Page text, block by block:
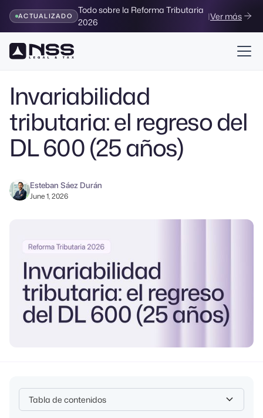
ACTUALIZADO
Todo sobre la Reforma Tributaria
2026
|Ver más
Volver al Blog
Invariabilidad
tributaria: el regreso del
DL 600 (25 años)
Esteban Sáez Durán
June 1, 2026
Tabla de contenidos